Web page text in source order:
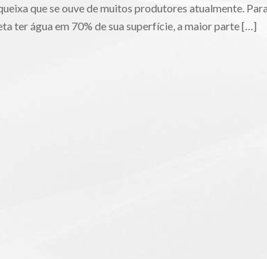
que se ouve de muitos produtores atualmente.
ter água em 70% de sua superfície, a maior parte […]